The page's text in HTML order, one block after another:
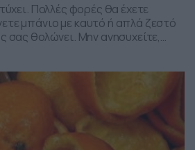
Πολλές φορές θα έχετε
μπάνιο με καυτό ή απλά ζεστό
σας θολώνει. Μην ανησυχείτε,
καθημερινότητας σας έχουμε